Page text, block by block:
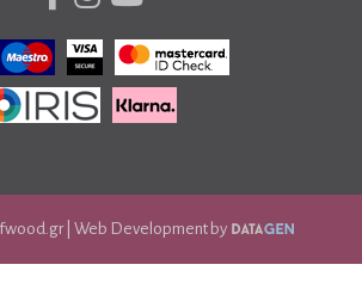
| Web Development by